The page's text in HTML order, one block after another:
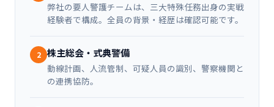
弊社の要人警護チームは、三大特殊任務出身の実戦
経験者で構成。全員の背景・経歴は確認可能です。
2 株主総会・式典警備
動線計画、人流管制、可疑人員の識別、警察機関と
の連携協防。